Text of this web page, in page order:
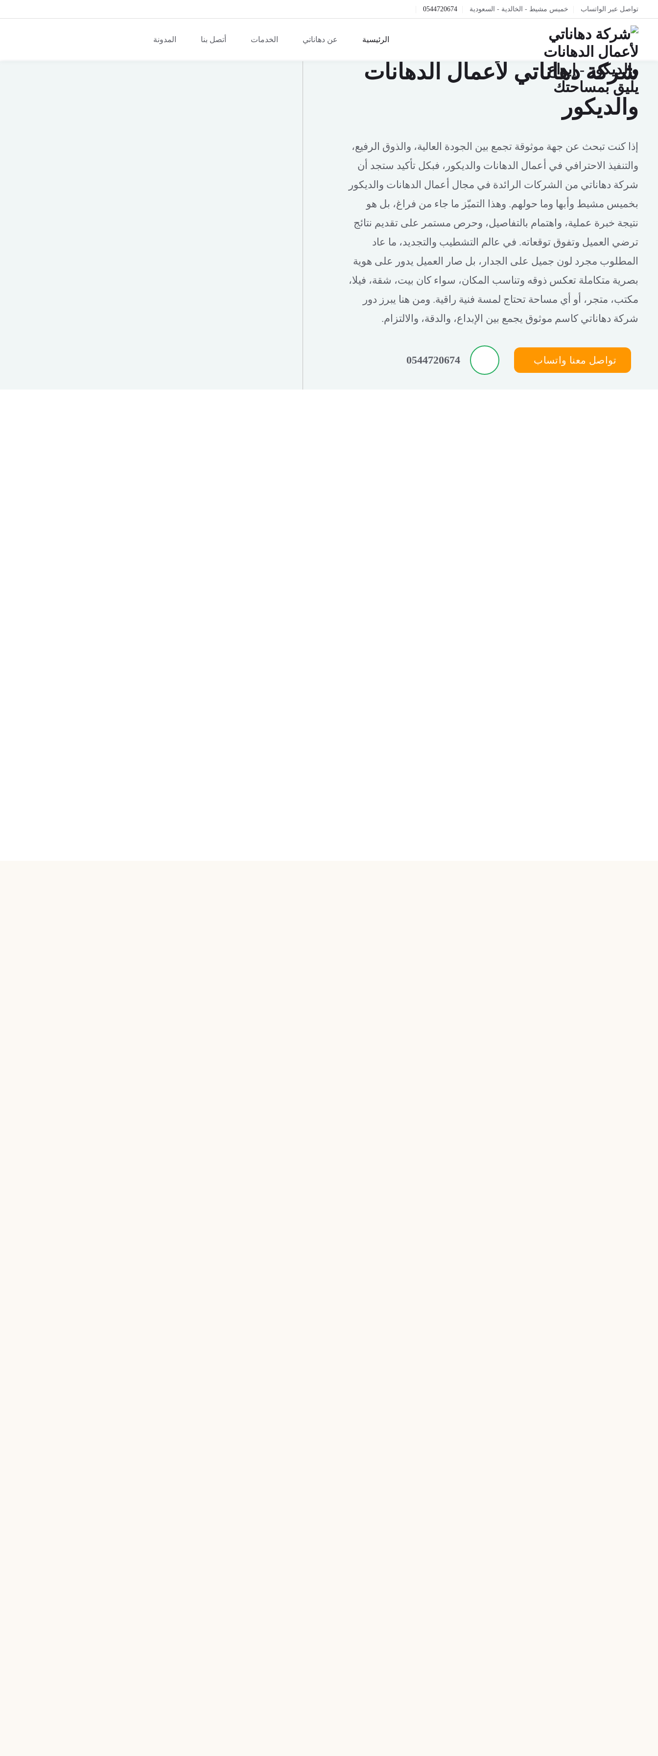
تواصل عبر الواتساب خميس مشيط - الخالدية - السعودية 0544720674
الرئيسية عن دهاناتي الخدمات أتصل بنا المدونة
إبداع يليق بمساحتك
شركة دهاناتي لأعمال الدهانات
والديكور
إذا كنت تبحث عن جهة موثوقة تجمع بين الجودة العالية، والذوق الرفيع،
والتنفيذ الاحترافي في أعمال الدهانات والديكور، فبكل تأكيد ستجد أن
شركة دهاناتي من الشركات الرائدة في مجال أعمال الدهانات والديكور
بخميس مشيط وأبها وما حولهم. وهذا التميّز ما جاء من فراغ، بل هو
نتيجة خبرة عملية، واهتمام بالتفاصيل، وحرص مستمر على تقديم نتائج
ترضي العميل وتفوق توقعاته. في عالم التشطيب والتجديد، ما عاد
المطلوب مجرد لون جميل على الجدار، بل صار العميل يدور على هوية
بصرية متكاملة تعكس ذوقه وتناسب المكان، سواء كان بيت، شقة، فيلا،
مكتب، متجر، أو أي مساحة تحتاج لمسة فنية راقية. ومن هنا يبرز دور
شركة دهاناتي كاسم موثوق يجمع بين الإبداع، والدقة، والالتزام.
تواصل معنا واتساب 0544720674